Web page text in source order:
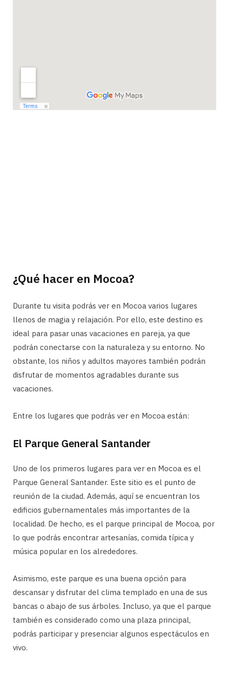
¿Qué hacer en Mocoa?
Durante tu visita podrás ver en Mocoa varios lugares
llenos de magia y relajación. Por ello, este destino es
ideal para pasar unas vacaciones en pareja, ya que
podrán conectarse con la naturaleza y su entorno. No
obstante, los niños y adultos mayores también podrán
disfrutar de momentos agradables durante sus
vacaciones.
Entre los lugares que podrás ver en Mocoa están:
El Parque General Santander
Uno de los primeros lugares para ver en Mocoa es el
Parque General Santander. Este sitio es el punto de
reunión de la ciudad. Además, aquí se encuentran los
edificios gubernamentales más importantes de la
localidad. De hecho, es el parque principal de Mocoa, por
lo que podrás encontrar artesanías, comida típica y
música popular en los alrededores.
Asimismo, este parque es una buena opción para
descansar y disfrutar del clima templado en una de sus
bancas o abajo de sus árboles. Incluso, ya que el parque
también es considerado como una plaza principal,
podrás participar y presenciar algunos espectáculos en
vivo.